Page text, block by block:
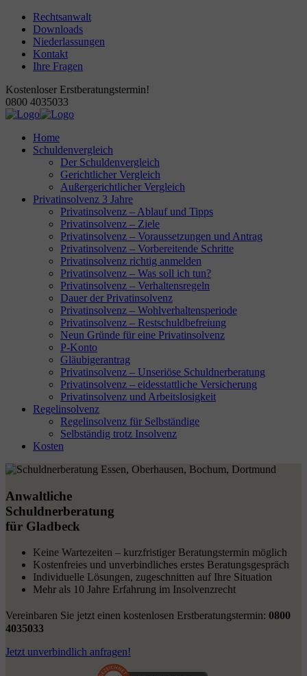
Rechtsanwalt
Downloads
Niederlassungen
Kontakt
Ihre Fragen
Kostenloser Erstberatungstermin!
0800 4035033
Home
Schuldenvergleich
Der Schuldenvergleich
Gerichtlicher Vergleich
Außergerichtlicher Vergleich
Privatinsolvenz 3 Jahre
Privatinsolvenz – Ablauf und Tipps
Privatinsolvenz – Ziele
Privatinsolvenz – Voraussetzungen und Antrag
Privatinsolvenz – Vorbereitende Schritte
Privatinsolvenz richtig anmelden
Privatinsolvenz – Was soll ich tun?
Privatinsolvenz – Verhaltensregeln
Dauer der Privatinsolvenz
Privatinsolvenz – Wohlverhaltensperiode
Privatinsolvenz – Restschuldbefreiung
Neun Gründe für eine Privatinsolvenz
P-Konto
Gläubigerantrag
Privatinsolvenz – Unseriöse Schuldnerberatung
Privatinsolvenz – eidesstattliche Versicherung
Privatinsolvenz und Arbeitslosigkeit
Regelinsolvenz
Regelinsolvenz für Selbständige
Selbständig trotz Insolvenz
Kosten
Anwaltliche
Schuldnerberatung
für Gladbeck
Keine Wartezeiten – kurzfristiger Beratungstermin möglich
Kostenfreies und unverbindliches erstes Beratungsgespräch
Individuelle Lösungen, zugeschnitten auf Ihre Situation
Mehr als 10 Jahre Erfahrung im Insolvenzrecht
Vereinbaren Sie jetzt einen kostenlosen Erstberatungstermin: 0800
4035033
Jetzt unverbindlich anfragen!